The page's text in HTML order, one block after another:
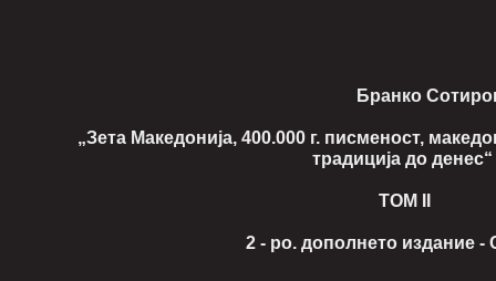
Бранко
„Зета Македонија, 400.000 г. писменост,
традиција до денес“
ТОМ II
2 - ро. дополнето издание - Скопје